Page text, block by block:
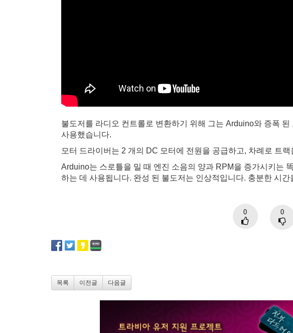
불도저를 라디오 컨트롤로 변환하기 위해 그는 Arduino와 증폭
사용했습니다.
모터 드라이버는 2 개의 DC 모터에 전원을 공급하고, 차례로 트랙
Arduino는 스로틀을 밀 때 엔진 소음의 양과 RPM을 증가시키는
하는 데 사용됩니다. 완성 된 불도저는 인상적입니다. 충분한 시
0 0
목록 이전글 다음글